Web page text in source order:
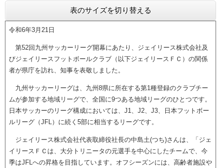
表のサイズを切り替える
令和6年3月21日
第52回九州サッカーリーグ開幕にあたり、ジェイリース株式会社及
びジェイリースフットボールクラブ（以下ジェイリースＦＣ）の関係
者が県庁を訪れ、知事を表敬しました。
九州サッカーリーグは、九州8県に所在する第1種登録のクラブチー
ムが参加する地域リーグで、全国に9つある地域リーグのひとつです。
日本サッカーのリーグ構成においては、J1、J2、J3、日本フットボー
ルリーグ（JFL）に続く5部に相当するリーグです。
ジェイリース株式会社代表取締役社長の中島土(つち)さんは、「ジェ
イリースＦＣは、大分トリニータの元選手を中心にしたチームで、今
季はJFLへの昇格を目指しています。オフシーズンには、高齢者施設や